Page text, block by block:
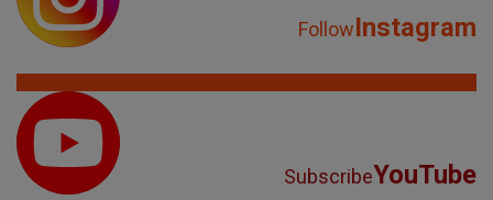
FollowInstagram
SubscribeYouTube